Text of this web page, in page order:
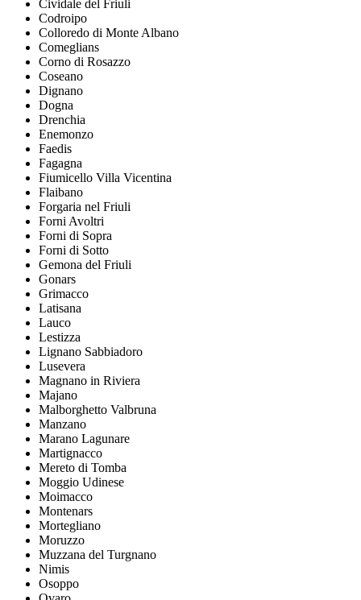
Cividale del Friuli
Codroipo
Colloredo di Monte Albano
Comeglians
Corno di Rosazzo
Coseano
Dignano
Dogna
Drenchia
Enemonzo
Faedis
Fagagna
Fiumicello Villa Vicentina
Flaibano
Forgaria nel Friuli
Forni Avoltri
Forni di Sopra
Forni di Sotto
Gemona del Friuli
Gonars
Grimacco
Latisana
Lauco
Lestizza
Lignano Sabbiadoro
Lusevera
Magnano in Riviera
Majano
Malborghetto Valbruna
Manzano
Marano Lagunare
Martignacco
Mereto di Tomba
Moggio Udinese
Moimacco
Montenars
Mortegliano
Moruzzo
Muzzana del Turgnano
Nimis
Osoppo